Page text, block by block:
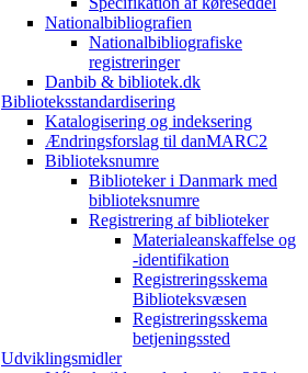
Nationalbibliografien
Nationalbibliografiske
registreringer
Danbib & bibliotek.dk
Biblioteksstandardisering
Katalogisering og indeksering
Ændringsforslag til danMARC2
Biblioteksnumre
Biblioteker i Danmark med
biblioteksnumre
Registrering af biblioteker
Materialeanskaffelse og
-identifikation
Registreringsskema
Biblioteksvæsen
Registreringsskema
betjeningssted
Udviklingsmidler